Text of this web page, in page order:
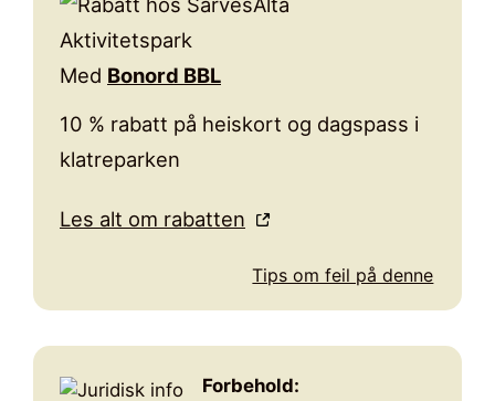
Med Bonord BBL
10 % rabatt på heiskort og dagspass i
klatreparken
Les alt om rabatten
Tips om feil på denne
Forbehold: